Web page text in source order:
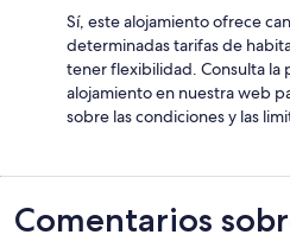
Sí, este alojamiento ofrece
determinadas tarifas de
tener flexibilidad. Consulta la
alojamiento en nuestra web
sobre las condiciones y las
Comentarios
Comentarios